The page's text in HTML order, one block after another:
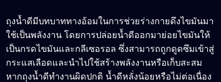
ถุงน้ำดีมีบทบาททางอ้อมในการช่วยร่างกายดึงไขมันมา
ใช้เป็นพลังงาน โดยการปล่อยน้ำดีออกมาย่อยไขมันให้
เป็นกรดไขมันและกลีเซอรอล ซึ่งสามารถถูกดูดซึมเข้าสู่
กระแสเลือดและนำไปใช้สร้างพลังงานหรือเก็บสะสม
หากถุงน้ำดีทำงานผิดปกติ น้ำดีหลั่งน้อยหรือไม่ต่อเนื่อง